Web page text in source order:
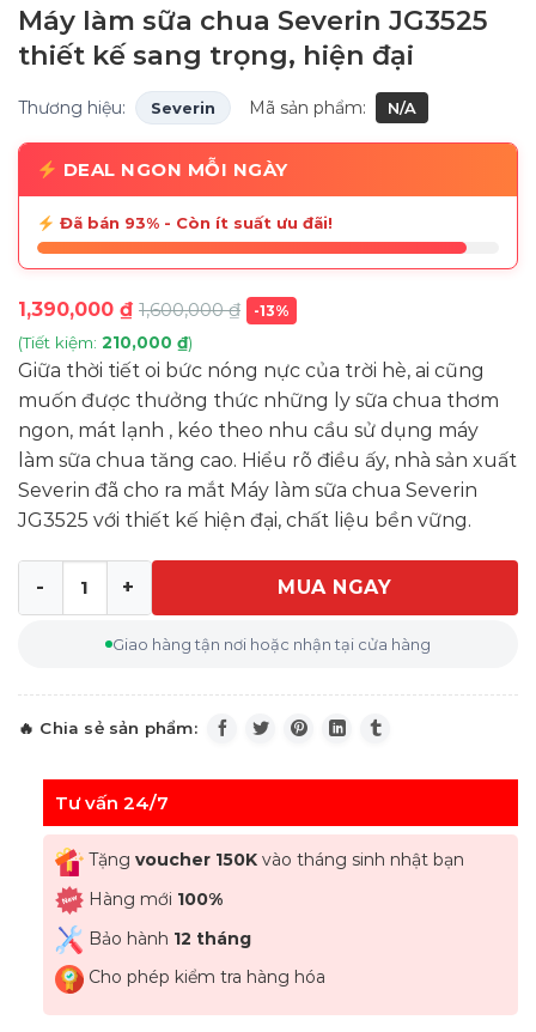
Máy làm sữa chua Severin JG3525
thiết kế sang trọng, hiện đại
Thương hiệu: Severin Mã sản phẩm: N/A
DEAL NGON MỖI NGÀY
Đã bán 93% - Còn ít suất ưu đãi!
1,390,000 ₫ 1,600,000₫ -13%
(Tiết kiệm: 210,000 ₫)
Giữa thời tiết oi bức nóng nực của trời hè, ai cũng
muốn được thưởng thức những ly sữa chua thơm
ngon, mát lạnh , kéo theo nhu cầu sử dụng máy
làm sữa chua tăng cao. Hiểu rõ điều ấy, nhà sản xuất
Severin đã cho ra mắt Máy làm sữa chua Severin
JG3525 với thiết kế hiện đại, chất liệu bền vững.
Máy làm sữa chua Severin JG3525 thiết kế sang trọng,
MUA NGAY
Giao hàng tận nơi hoặc nhận tại cửa hàng
Tư vấn 24/7
Tặng voucher 150Kvào tháng sinh nhật bạn
Hàng mới 100%
Bảo hành 12 tháng
Cho phép kiểm tra hàng hóa